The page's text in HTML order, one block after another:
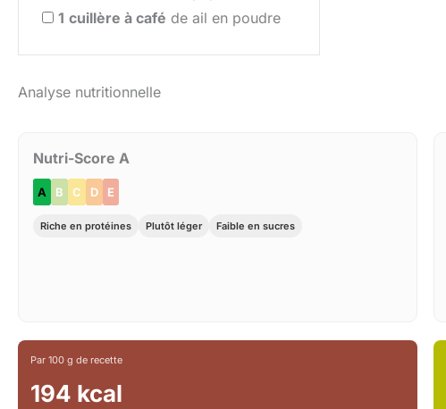
1 cuillère à café de ail en poudre
Analyse nutritionnelle
Nutri-Score A
A B C D E
Riche en protéines Plutôt léger Faible en sucres
Par 100 g de recette
194 kcal